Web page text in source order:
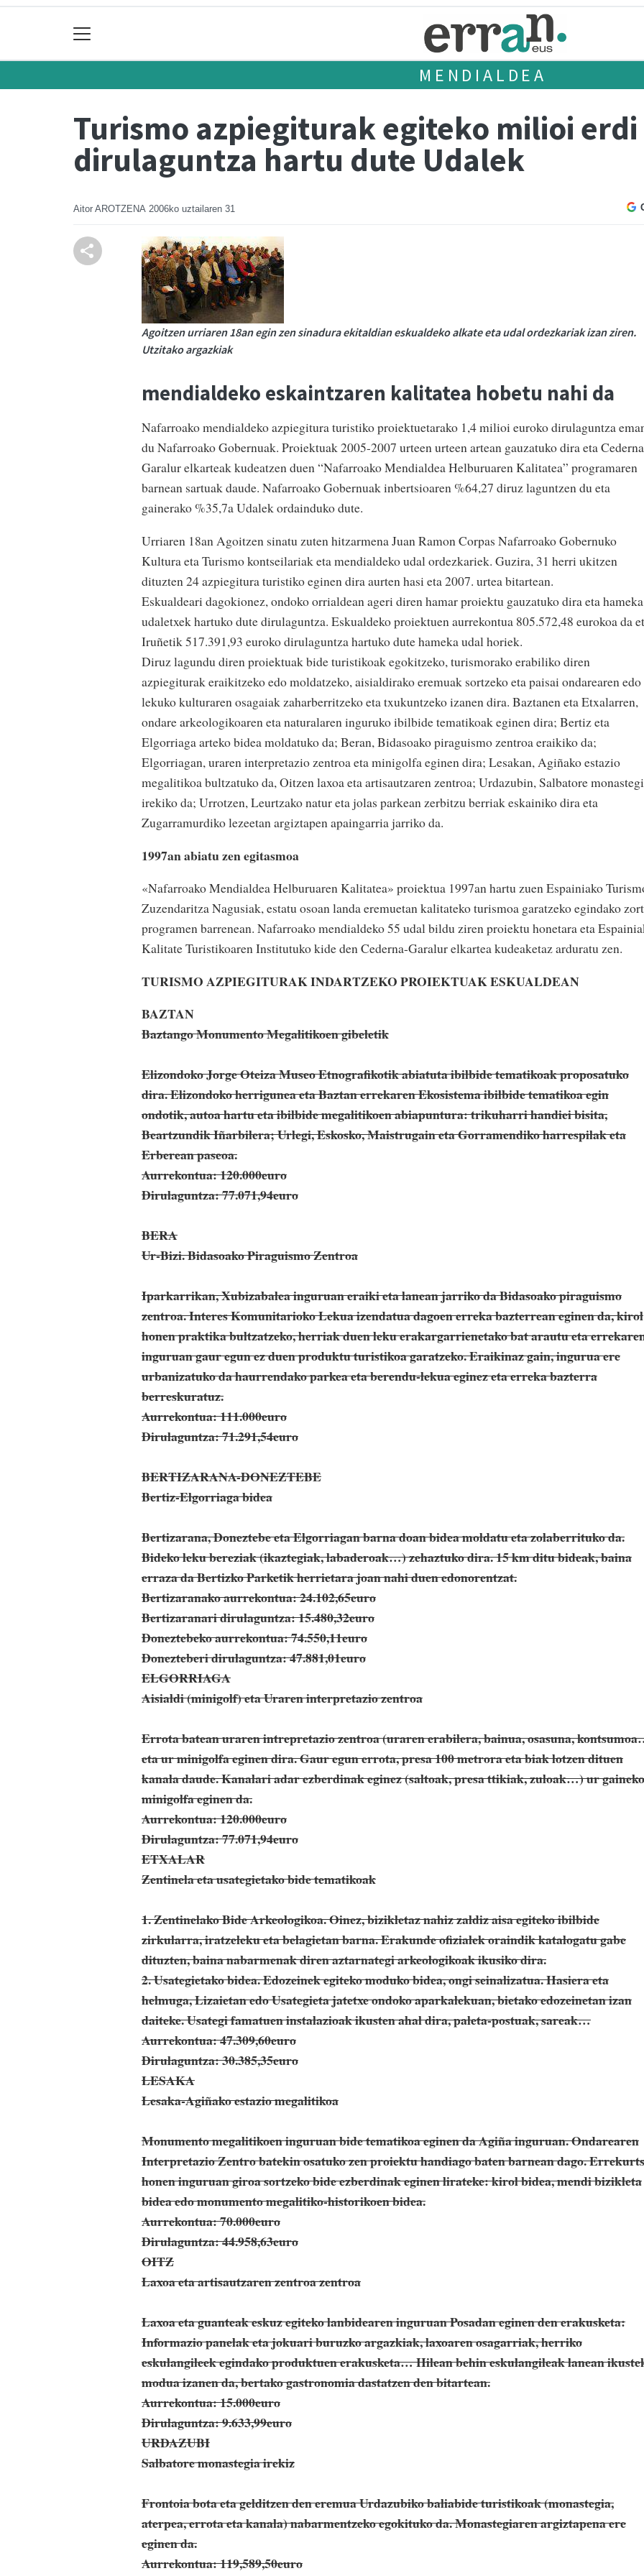
MENDIALDEA
Turismo azpiegiturak egiteko milioi
dirulaguntza hartu dute Udalek
Aitor AROTZENA 2006ko uztailaren 31
Agoitzen urriaren 18an egin zen sinadura ekitaldian eskualdeko alkate eta udal ordezkariak izan ziren.
Utzitako argazkiak
mendialdeko eskaintzaren kalitatea hobetu nahi da
Nafarroako mendialdeko azpiegitura turistiko proiektuetarako 1,4 milioi euroko dirulaguntza
du Nafarroako Gobernuak. Proiektuak 2005-2007 urteen urteen artean gauzatuko dira eta
Garalur elkarteak kudeatzen duen “Nafarroako Mendialdea Helburuaren Kalitatea” programaren
barnean sartuak daude. Nafarroako Gobernuak inbertsioaren %64,27 diruz laguntzen du eta
gainerako %35,7a Udalek ordainduko dute.
Urriaren 18an Agoitzen sinatu zuten hitzarmena Juan Ramon Corpas Nafarroako Gobernuko
Kultura eta Turismo kontseilariak eta mendialdeko udal ordezkariek. Guzira, 31 herri ukitzen
dituzten 24 azpiegitura turistiko eginen dira aurten hasi eta 2007. urtea bitartean.
Eskualdeari dagokionez, ondoko orrialdean ageri diren hamar proiektu gauzatuko dira eta hameka
udaletxek hartuko dute dirulaguntza. Eskualdeko proiektuen aurrekontua 805.572,48 eurokoa da
Iruñetik 517.391,93 euroko dirulaguntza hartuko dute hameka udal horiek.
Diruz lagundu diren proiektuak bide turistikoak egokitzeko, turismorako erabiliko diren
azpiegiturak eraikitzeko edo moldatzeko, aisialdirako eremuak sortzeko eta paisai ondarearen edo
lekuko kulturaren osagaiak zaharberritzeko eta txukuntzeko izanen dira. Baztanen eta Etxalarren,
ondare arkeologikoaren eta naturalaren inguruko ibilbide tematikoak eginen dira; Bertiz eta
Elgorriaga arteko bidea moldatuko da; Beran, Bidasoako piraguismo zentroa eraikiko da;
Elgorriagan, uraren interpretazio zentroa eta minigolfa eginen dira; Lesakan, Agiñako estazio
megalitikoa bultzatuko da, Oitzen laxoa eta artisautzaren zentroa; Urdazubin, Salbatore
irekiko da; Urrotzen, Leurtzako natur eta jolas parkean zerbitzu berriak eskainiko dira eta
Zugarramurdiko lezeetan argiztapen apaingarria jarriko da.
1997an abiatu zen egitasmoa
«Nafarroako Mendialdea Helburuaren Kalitatea» proiektua 1997an hartu zuen Espainiako
Zuzendaritza Nagusiak, estatu osoan landa eremuetan kalitateko turismoa garatzeko egindako
programen barrenean. Nafarroako mendialdeko 55 udal bildu ziren proiektu honetara eta
Kalitate Turistikoaren Institutuko kide den Cederna-Garalur elkartea kudeaketaz arduratu zen.
TURISMO AZPIEGITURAK INDARTZEKO PROIEKTUAK ESKUALDEAN
BAZTAN
Baztango Monumento Megalitikoen gibeletik
Elizondoko Jorge Oteiza Museo Etnografikotik abiatuta ibilbide tematikoak proposatuko
dira. Elizondoko herrigunea eta Baztan errekaren Ekosistema ibilbide tematikoa egin
ondotik, autoa hartu eta ibilbide megalitikoen abiapuntura: trikuharri handiei bisita,
Beartzundik Iñarbilera; Urlegi, Eskosko, Maistrugain eta Gorramendiko harrespilak eta
Erberean paseoa.
Aurrekontua: 120.000euro
Dirulaguntza: 77.071,94euro
BERA
Ur-Bizi. Bidasoako Piraguismo Zentroa
Iparkarrikan, Xubizabalea inguruan eraiki eta lanean jarriko da Bidasoako piraguismo
zentroa. Interes Komunitarioko Lekua izendatua dagoen erreka bazterrean eginen da, kirol
honen praktika bultzatzeko, herriak duen leku erakargarrienetako bat arautu eta
inguruan gaur egun ez duen produktu turistikoa garatzeko. Eraikinaz gain, ingurua ere
urbanizatuko da haurrendako parkea eta berendu-lekua eginez eta erreka bazterra
berreskuratuz.
Aurrekontua: 111.000euro
Dirulaguntza: 71.291,54euro
BERTIZARANA-DONEZTEBE
Bertiz-Elgorriaga bidea
Bertizarana, Doneztebe eta Elgorriagan barna doan bidea moldatu eta zolaberrituko da.
Bideko leku bereziak (ikaztegiak, labaderoak…) zehaztuko dira. 15 km ditu bideak, baina
erraza da Bertizko Parketik herrietara joan nahi duen edonorentzat.
Bertizaranako aurrekontua: 24.102,65euro
Bertizaranari dirulaguntza: 15.480,32euro
Doneztebeko aurrekontua: 74.550,11euro
Donezteberi dirulaguntza: 47.881,01euro
ELGORRIAGA
Aisialdi (minigolf) eta Uraren interpretazio zentroa
Errota batean uraren intrepretazio zentroa (uraren erabilera, bainua, osasuna,
eta ur minigolfa eginen dira. Gaur egun errota, presa 100 metrora eta biak lotzen dituen
kanala daude. Kanalari adar ezberdinak eginez (saltoak, presa ttikiak, zuloak…) ur gaineko
minigolfa eginen da.
Aurrekontua: 120.000euro
Dirulaguntza: 77.071,94euro
ETXALAR
Zentinela eta usategietako bide tematikoak
1. Zentinelako Bide Arkeologikoa. Oinez, bizikletaz nahiz zaldiz aisa egiteko ibilbide
zirkularra, iratzeleku eta belagietan barna. Erakunde ofizialek oraindik katalogatu gabe
dituzten, baina nabarmenak diren aztarnategi arkeologikoak ikusiko dira.
2. Usategietako bidea. Edozeinek egiteko moduko bidea, ongi seinalizatua. Hasiera eta
helmuga, Lizaietan edo Usategieta jatetxe ondoko aparkalekuan, bietako edozeinetan izan
daiteke. Usategi famatuen instalazioak ikusten ahal dira, paleta-postuak, sareak…
Aurrekontua: 47.309,60euro
Dirulaguntza: 30.385,35euro
LESAKA
Lesaka-Agiñako estazio megalitikoa
Monumento megalitikoen inguruan bide tematikoa eginen da Agiña inguruan. Ondarearen
Interpretazio Zentro batekin osatuko zen proiektu handiago baten barnean dago.
honen inguruan giroa sortzeko bide ezberdinak eginen lirateke: kirol bidea, mendi bizikleta
bidea edo monumento megalitiko-historikoen bidea.
Aurrekontua: 70.000euro
Dirulaguntza: 44.958,63euro
OITZ
Laxoa eta artisautzaren zentroa zentroa
Laxoa eta guanteak eskuz egiteko lanbidearen inguruan Posadan eginen den erakusketa:
Informazio panelak eta jokuari buruzko argazkiak, laxoaren osagarriak, herriko
eskulangileek egindako produktuen erakusketa… Hilean behin eskulangileak lanean
modua izanen da, bertako gastronomia dastatzen den bitartean.
Aurrekontua: 15.000euro
Dirulaguntza: 9.633,99euro
URDAZUBI
Salbatore monastegia irekiz
Frontoia bota eta gelditzen den eremua Urdazubiko baliabide turistikoak (monastegia,
aterpea, errota eta kanala) nabarmentzeko egokituko da. Monastegiaren argiztapena ere
eginen da.
Aurrekontua: 119,589,50euro